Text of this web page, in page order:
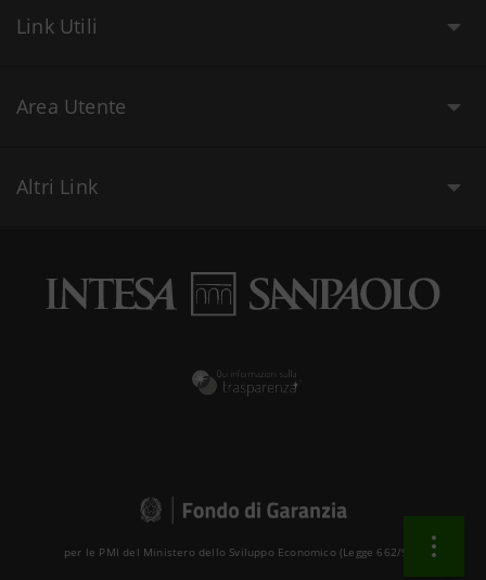
Link Utili
Area Utente
Altri Link
per le PMI del Ministero dello Sviluppo Economico (Legge 662/96 )